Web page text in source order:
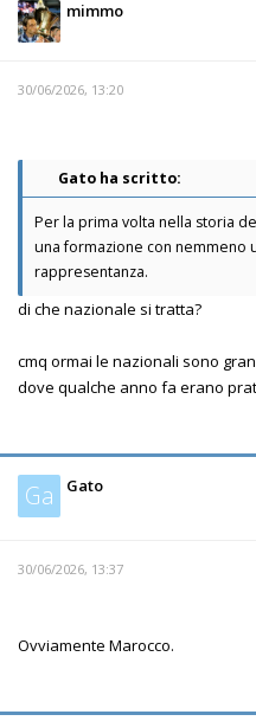
mimmo
30/06/2026, 13:20
Gato ha scritto:
Per la prima volta nella storia
una formazione con nemmeno
rappresentanza.
di che nazionale si tratta?
cmq ormai le nazionali sono
dove qualche anno fa erano
Ga Gato
30/06/2026, 13:37
Ovviamente Marocco.